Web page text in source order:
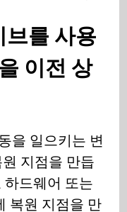
브를 사용
을 이전 상
을 일으키는 변
지점을 만듭
하드웨어 또는
복원 지점을 만